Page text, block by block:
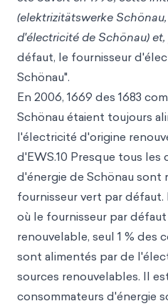
(elektrizitätswerke
d'électricité de Schönau) et,
défaut, le fournisseur
Schönau".
En 2006, 1669 des 1683
Schönau étaient toujours
l'électricité d'origine
d'EWS.10 Presque tous les
d'énergie de Schönau sont
fournisseur vert par défaut.
où le fournisseur par
renouvelable, seul 1 %
sont alimentés par de
sources renouvelables. Il
consommateurs d'énergie